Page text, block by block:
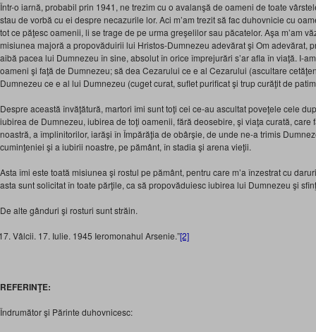
Într-o iarnă, probabil prin 1941, ne trezim cu o avalanşă de oameni de toate
stau de vorbă cu ei despre necazurile lor. Aci m’am trezit să fac duhovnicie cu
tot ce păţesc oamenii, li se trage de pe urma greşelilor sau păcatelor. Aşa m’am
misiunea majoră a propovăduirii lui Hristos-Dumnezeu adevărat şi Om adevărat,
aibă pacea lui Dumnezeu în sine, absolut în orice împrejurări s’ar afla în viaţă. I-
oameni şi faţă de Dumnezeu; să dea Cezarului ce e al Cezarului (ascultare
Dumnezeu ce e al lui Dumnezeu (cuget curat, suflet purificat şi trup curăţit de
Despre această învăţătură, martori îmi sunt toţi cei ce-au ascultat poveţele cele
iubirea de Dumnezeu, iubirea de toţi oamenii, fără deosebire, şi viaţa curată, care
noastră, a împlinitorilor, iarăşi în Împărăţia de obârşie, de unde ne-a trimis
cuminţeniei şi a iubirii noastre, pe pământ, în stadia şi arena vieţii.
Asta îmi este toată misiunea şi rostul pe pământ, pentru care m’a înzestrat cu
asta sunt solicitat în toate părţile, ca să propovăduiesc iubirea lui Dumnezeu şi
De alte gânduri şi rosturi sunt străin.
Vâlcii. 17. Iulie. 1945 Ieromonahul Arsenie.”[2]
REFERINŢE:
Îndrumător şi Părinte duhovnicesc: